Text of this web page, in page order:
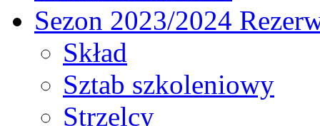
Sezon 2023/2024
Skład
Sztab szkoleniowy
Strzelcy